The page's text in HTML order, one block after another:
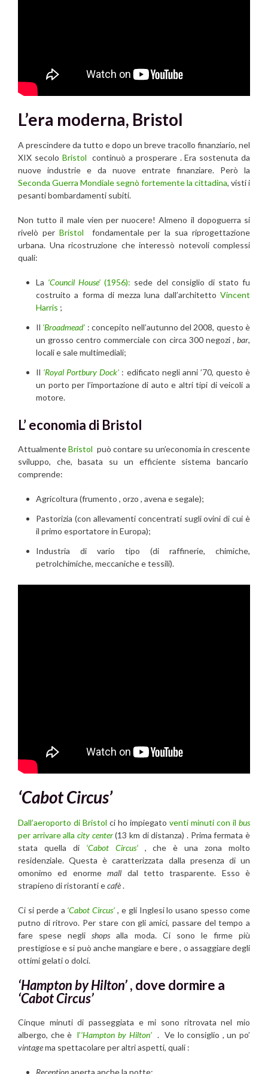
L’era moderna, Bristol
A prescindere da tutto e dopo un breve tracollo finanziario, nel
XIX secolo Bristol continuò a prosperare . Era sostenuta da
nuove industrie e da nuove entrate finanziare. Però la
Seconda Guerra Mondiale segnò fortemente la cittadina, visti i
pesanti bombardamenti subiti.
Non tutto il male vien per nuocere! Almeno il dopoguerra si
rivelò per Bristol fondamentale per la sua riprogettazione
urbana. Una ricostruzione che interessò notevoli complessi
quali:
La ‘Council House’ (1956): sede del consiglio di stato fu
costruito a forma di mezza luna dall’architetto Vincent
Harris ;
Il ‘Broadmead’ : concepito nell’autunno del 2008, questo è
un grosso centro commerciale con circa 300 negozi , bar,
locali e sale multimediali;
Il ‘Royal Portbury Dock’ : edificato negli anni ’70, questo è
un porto per l’importazione di auto e altri tipi di veicoli a
motore.
L’ economia di Bristol
AttualmenteBristol può contare su un’economia in crescente
sviluppo, che, basata su un efficiente sistema bancario
comprende:
Agricoltura (frumento , orzo , avena e segale);
Pastorizia (con allevamenti concentrati sugli ovini di cui è
il primo esportatore in Europa);
Industria di vario tipo (di raffinerie, chimiche,
petrolchimiche, meccaniche e tessili).
‘Cabot Circus’
Dall’aeroporto di Bristol ci ho impiegato venti minuti con il bus
per arrivare alla city center(13 km di distanza) . Prima fermata è
stata quella di ‘Cabot Circus’, che è una zona molto
residenziale. Questa è caratterizzata dalla presenza di un
omonimo ed enormemall dal tetto trasparente. Esso è
strapieno di ristoranti ecafè.
Ci si perde a ‘Cabot Circus’ , e gli Inglesi lo usano spesso come
putno di ritrovo. Per stare con gli amici, passare del tempo a
fare spese neglishops alla moda. Ci sono le firme più
prestigiose e si può anche mangiare e bere , o assaggiare degli
ottimi gelati o dolci.
‘Hampton by Hilton’, dove dormire a
‘Cabot Circus’
Cinque minuti di passeggiata e mi sono ritrovata nel mio
albergo, che èl’‘Hampton by Hilton’. Ve lo consiglio , un po’
vintagema spettacolare per altri aspetti, quali :
Receptionaperta anche la notte;